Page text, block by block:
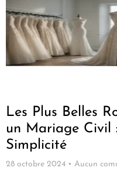
Les Plus Belles
un Mariage Civil
Simplicité
28 octobre 2024 Aucun